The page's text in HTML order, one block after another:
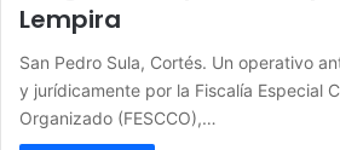
Lempira
San Pedro Sula, Cortés. Un operativo
y jurídicamente por la Fiscalía Especial
Organizado (FESCCO),…